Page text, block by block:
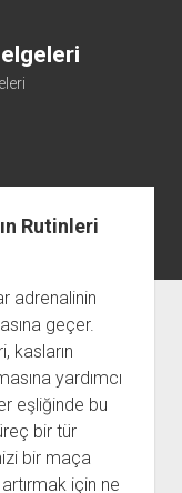
Rutinleri
adrenalinin
geçer.
kasların
yardımcı
eşliğinde bu
bir tür
bir maça
için ne